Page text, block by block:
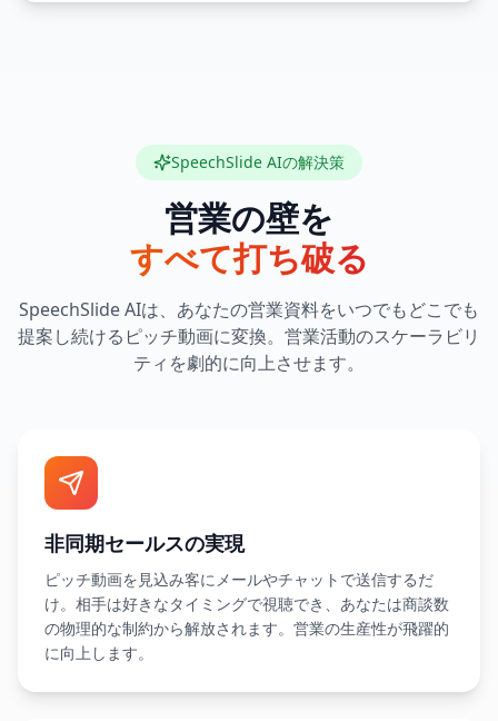
SpeechSlide AIの解決策
営業の壁を
すべて打ち破る
SpeechSlide AIは、あなたの営業資料をいつでもどこでも
提案し続けるピッチ動画に変換。営業活動のスケーラビリ
ティを劇的に向上させます。
非同期セールスの実現
ピッチ動画を見込み客にメールやチャットで送信するだ
け。相手は好きなタイミングで視聴でき、あなたは商談数
の物理的な制約から解放されます。営業の生産性が飛躍的
に向上します。